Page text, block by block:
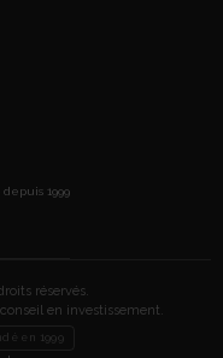
1999
réservés.
en investissement.
en 1999